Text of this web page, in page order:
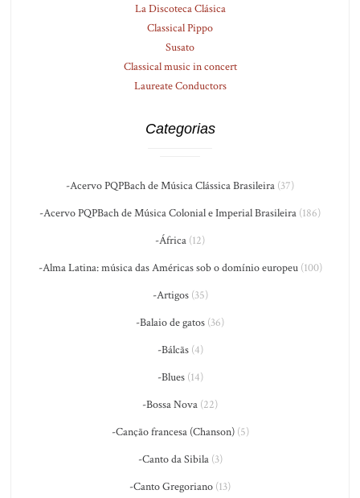
La Discoteca Clásica
Classical Pippo
Susato
Classical music in concert
Laureate Conductors
Categorias
-Acervo PQPBach de Música Clássica Brasileira (37)
-Acervo PQPBach de Música Colonial e Imperial Brasileira (186)
-África (12)
-Alma Latina: música das Américas sob o domínio europeu(100)
-Artigos(35)
-Balaio de gatos (36)
-Bálcãs(4)
-Blues(14)
-Bossa Nova (22)
-Canção francesa (Chanson)(5)
-Canto da Sibila(3)
-Canto Gregoriano (13)